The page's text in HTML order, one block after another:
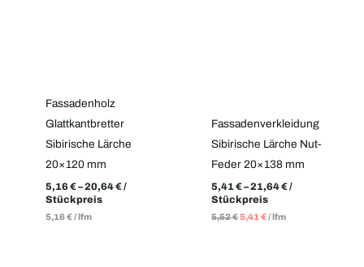
Fassadenholz
Glattkantbretter
Sibirische Lärche
20×120 mm
5,16€–20,64€/
Stückpreis
5,16€/lfm
Fassadenverkleidung
Sibirische Lärche Nut-
Feder 20×138 mm
5,41€–21,64€/
Stückpreis
5,52€5,41€/lfm